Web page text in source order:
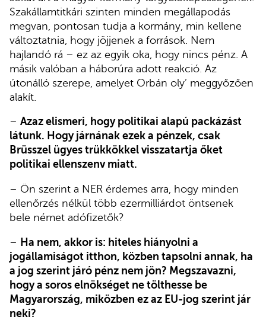
Szakállamtitkári szinten minden megállapodás
megvan, pontosan tudja a kormány, min kellene
változtatnia, hogy jöjjenek a források. Nem
hajlandó rá – ez az egyik oka, hogy nincs pénz. A
másik valóban a háborúra adott reakció. Az
útonálló szerepe, amelyet Orbán oly’ meggyőzően
alakít.
– Azaz elismeri, hogy politikai alapú packázást
látunk. Hogy járnának ezek a pénzek, csak
Brüsszel ügyes trükkökkel visszatartja őket
politikai ellenszenv miatt.
– Ön szerint a NER érdemes arra, hogy minden
ellenőrzés nélkül több ezermilliárdot öntsenek
bele német adófizetők?
– Ha nem, akkor is: hiteles hiányolni a
jogállamiságot itthon, közben tapsolni annak, ha
a jog szerint járó pénz nem jön? Megszavazni,
hogy a soros elnökséget ne tölthesse be
Magyarország, miközben ez az EU-jog szerint jár
neki?